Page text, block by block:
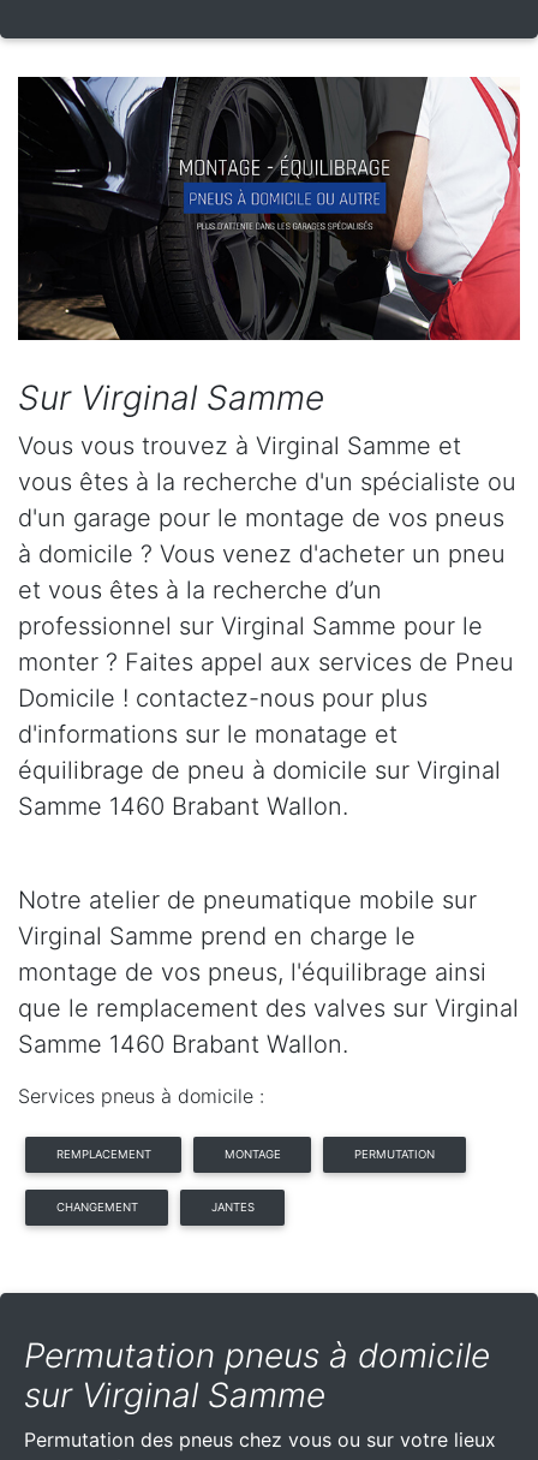
Sur Virginal Samme
Vous vous trouvez à Virginal Samme et
vous êtes à la recherche d'un spécialiste ou
d'un garage pour le montage de vos pneus
à domicile ? Vous venez d'acheter un pneu
et vous êtes à la recherche d’un
professionnel sur Virginal Samme pour le
monter ? Faites appel aux services de Pneu
Domicile ! contactez-nous pour plus
d'informations sur le monatage et
équilibrage de pneu à domicile sur Virginal
Samme 1460 Brabant Wallon.
Notre atelier de pneumatique mobile sur
Virginal Samme prend en charge le
montage de vos pneus, l'équilibrage ainsi
que le remplacement des valves sur Virginal
Samme 1460 Brabant Wallon.
Services pneus à domicile :
REMPLACEMENT MONTAGE PERMUTATION
CHANGEMENT JANTES
Permutation pneus à domicile
sur Virginal Samme
Permutation des pneus chez vous ou sur votre lieux